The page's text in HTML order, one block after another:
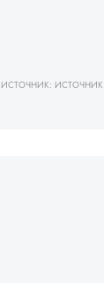
ИСТОЧНИК: ИСТОЧНИК: